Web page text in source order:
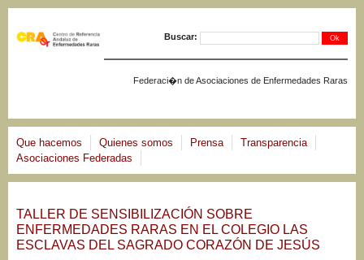
Buscar:
Federaci�n de Asociaciones de Enfermedades Raras
Que hacemos Quienes somos Prensa
Transparencia
Asociaciones Federadas
TALLER DE SENSIBILIZACIÓN SOBRE
ENFERMEDADES RARAS EN EL COLEGIO LAS
ESCLAVAS DEL SAGRADO CORAZÓN DE JESÚS